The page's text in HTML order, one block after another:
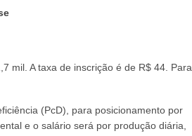
mil. A taxa de inscrição é de R$ 44. Para
(PcD), para posicionamento por
e o salário será por produção diária,